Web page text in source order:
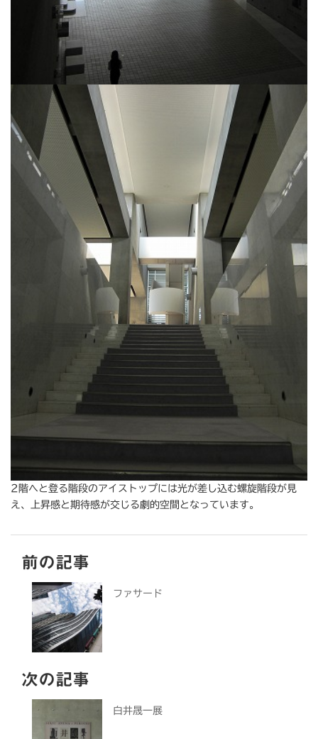
2階へと登る階段のアイストップには光が差し込む螺旋階段が見
え、上昇感と期待感が交じる劇的空間となっています。
前の記事
ファサード
次の記事
白井晟一展